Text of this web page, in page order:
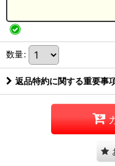
数量:
返品特約に関する重要事